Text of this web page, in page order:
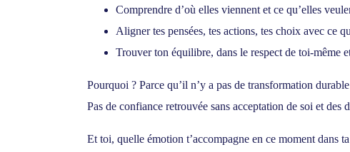
Comprendre d’où elles viennent et ce qu’elles
Aligner tes pensées, tes actions, tes choix avec ce
Trouver ton équilibre, dans le respect de toi-même
Pourquoi ? Parce qu’il n’y a pas de transformation
Pas de confiance retrouvée sans acceptation de soi et des
Et toi, quelle émotion t’accompagne en ce moment dans